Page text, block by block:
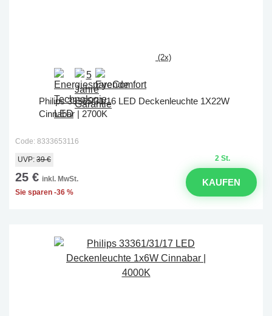
(2x)
Philips 33365/31/16 LED Deckenleuchte 1X22W
Cinnabar | 2700K
Code: 8333653116
2 St.
UVP: 39 €
25 € inkl. MwSt.
Sie sparen -36 %
KAUFEN